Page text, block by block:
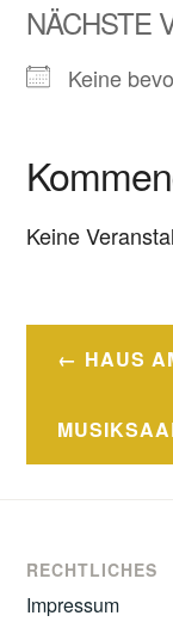
NÄCHSTE
Keine
Keine
HAUS
RECHTLICHES
Impressum